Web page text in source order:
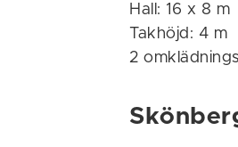
Hall: 16 x 8 m
Takhöjd: 4 m
2